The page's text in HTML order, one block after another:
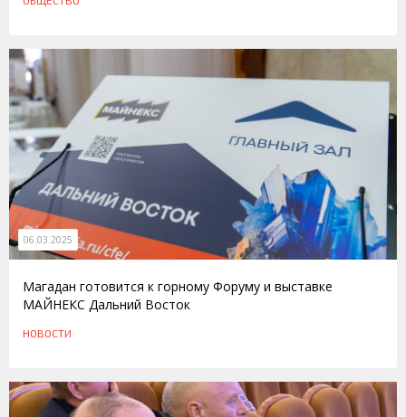
06.03.2025
Магадан готовится к горному Форуму и выставке
МАЙНЕКС Дальний Восток
НОВОСТИ